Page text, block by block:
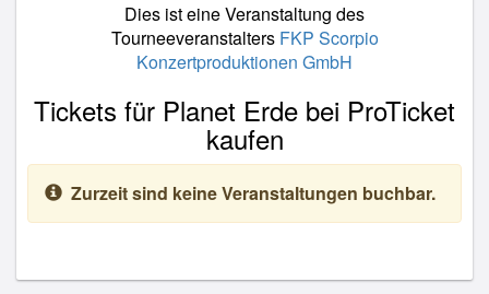
Dies ist eine Veranstaltung des
Tourneeveranstalters FKP Scorpio
Konzertproduktionen GmbH
Tickets für Planet Erde bei ProTicket
kaufen
Zurzeit sind keine Veranstaltungen buchbar.